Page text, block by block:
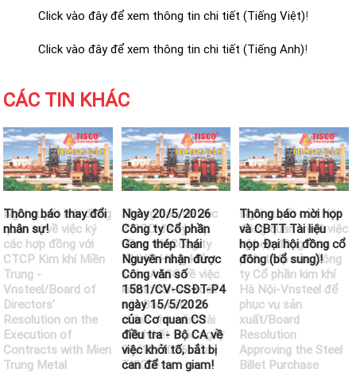
Click vào đây để xem thông tin chi tiết (Tiếng Việt)!
Click vào đây để xem thông tin chi tiết (Tiếng Anh)!
CÁC TIN KHÁC
Thông báo thay đổi
nhân sự!
Ngày 20/5/2026
Công ty Cổ phần
Gang thép Thái
Nguyên nhận được
Công văn số
1581/CV-CSĐT-P4
ngày 15/5/2026
của Cơ quan CS
điều tra - Bộ CA về
việc khởi tố, bắt bị
can để tam giam!
Thông báo mời họp
và CBTT Tài liệu
họp Đại hội đồng cổ
đông (bổ sung)!